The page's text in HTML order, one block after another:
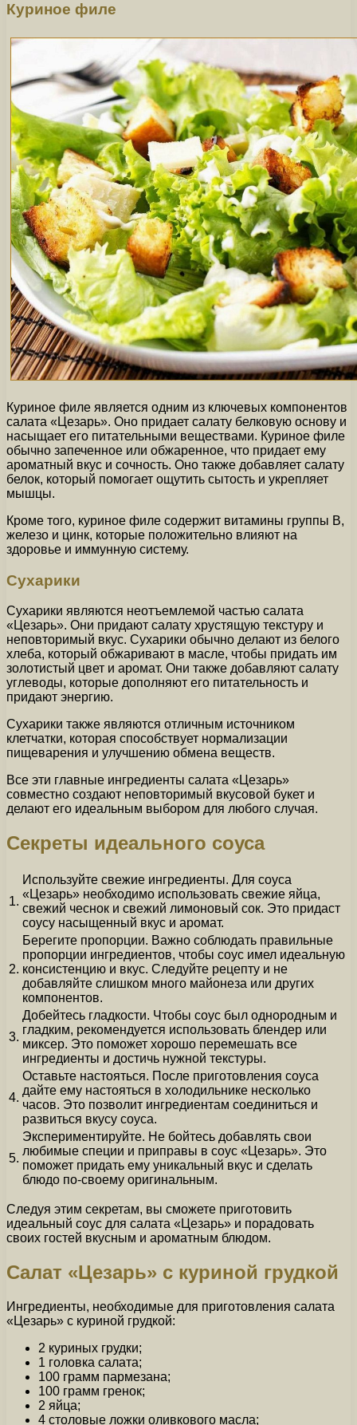
Куриное филе
Куриное филе является одним из ключевых компонентов
салата «Цезарь». Оно придает салату белковую основу и
насыщает его питательными веществами. Куриное филе
обычно запеченное или обжаренное, что придает ему
ароматный вкус и сочность. Оно также добавляет салату
белок, который помогает ощутить сытость и укрепляет
мышцы.
Кроме того, куриное филе содержит витамины группы В,
железо и цинк, которые положительно влияют на
здоровье и иммунную систему.
Сухарики
Сухарики являются неотъемлемой частью салата
«Цезарь». Они придают салату хрустящую текстуру и
неповторимый вкус. Сухарики обычно делают из белого
хлеба, который обжаривают в масле, чтобы придать им
золотистый цвет и аромат. Они также добавляют салату
углеводы, которые дополняют его питательность и
придают энергию.
Сухарики также являются отличным источником
клетчатки, которая способствует нормализации
пищеварения и улучшению обмена веществ.
Все эти главные ингредиенты салата «Цезарь»
совместно создают неповторимый вкусовой букет и
делают его идеальным выбором для любого случая.
Секреты идеального соуса
1.
Используйте свежие ингредиенты. Для соуса
«Цезарь» необходимо использовать свежие яйца,
свежий чеснок и свежий лимоновый сок. Это придаст
соусу насыщенный вкус и аромат.
2.
Берегите пропорции. Важно соблюдать правильные
пропорции ингредиентов, чтобы соус имел идеальную
консистенцию и вкус. Следуйте рецепту и не
добавляйте слишком много майонеза или других
компонентов.
3.
Добейтесь гладкости. Чтобы соус был однородным и
гладким, рекомендуется использовать блендер или
миксер. Это поможет хорошо перемешать все
ингредиенты и достичь нужной текстуры.
4.
Оставьте настояться. После приготовления соуса
дайте ему настояться в холодильнике несколько
часов. Это позволит ингредиентам соединиться и
развиться вкусу соуса.
5.
Экспериментируйте. Не бойтесь добавлять свои
любимые специи и приправы в соус «Цезарь». Это
поможет придать ему уникальный вкус и сделать
блюдо по-своему оригинальным.
Следуя этим секретам, вы сможете приготовить
идеальный соус для салата «Цезарь» и порадовать
своих гостей вкусным и ароматным блюдом.
Салат «Цезарь» с куриной грудкой
Ингредиенты, необходимые для приготовления салата
«Цезарь» с куриной грудкой:
2 куриных грудки;
1 головка салата;
100 грамм пармезана;
100 грамм гренок;
2 яйца;
4 столовые ложки оливкового масла;